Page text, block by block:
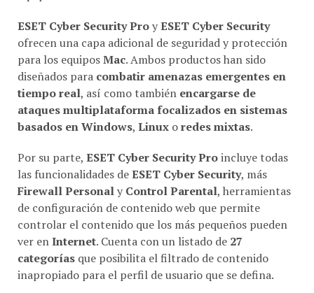
ESET Cyber Security Pro yESET Cyber Security
ofrecen una capa adicional de seguridad y protección
para los equipos Mac . Ambos productos han sido
diseñados para combatir amenazas emergentes en
tiempo real , así como también encargarse de
ataques multiplataforma focalizados en sistemas
basados en Windows Linux o redes mixtas
Por su parte, ESET Cyber Security Pro incluye todas
las funcionalidades deESET Cyber Security, más
Firewall Personal y Control Parental , herramientas
de configuración de contenido web que permite
controlar el contenido que los más pequeños pueden
ver en Internet . Cuenta con un listado de 27
categorías que posibilita el filtrado de contenido
inapropiado para el perfil de usuario que se defina.